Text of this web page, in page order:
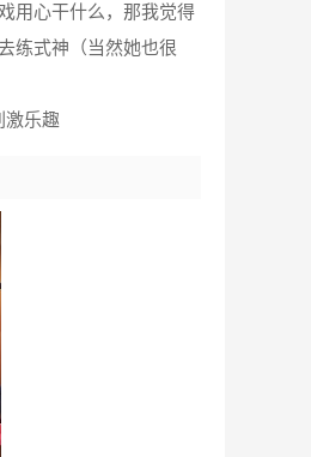
用心干什么，那我觉得
练式神（当然她也很
激乐趣